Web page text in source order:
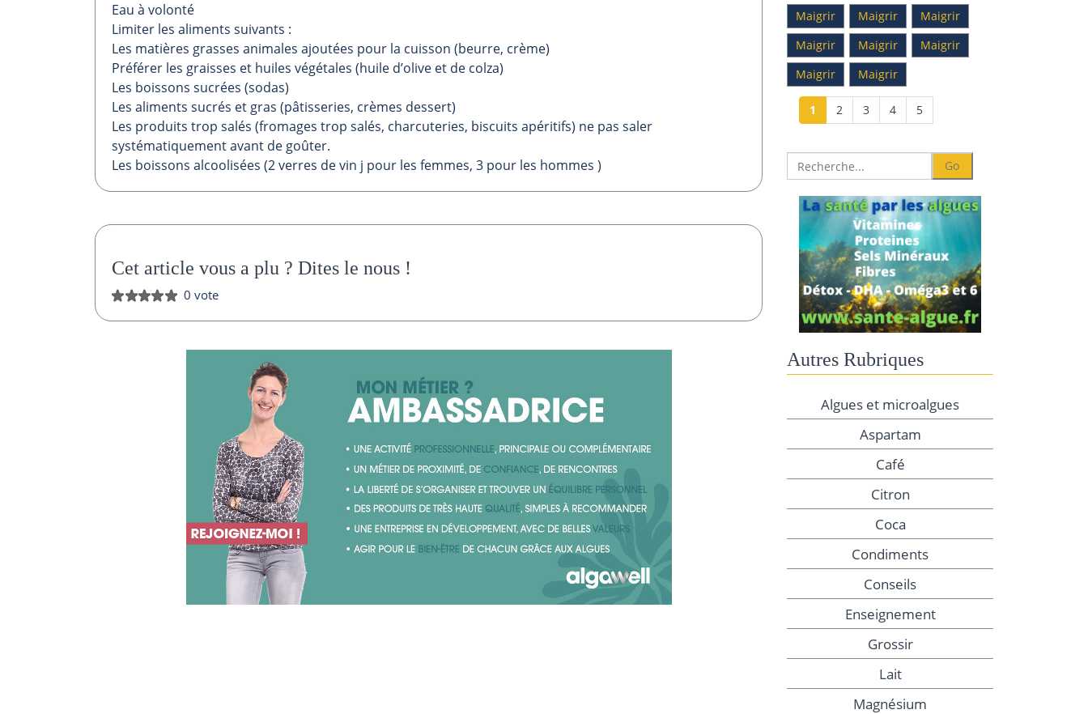
Eau à volonté
Limiter les aliments suivants :
Les matières grasses animales ajoutées pour la cuisson (beurre, crème)
Préférer les graisses et huiles végétales (huile d’olive et de colza)
Les boissons sucrées (sodas)
Les aliments sucrés et gras (pâtisseries, crèmes dessert)
Les produits trop salés (fromages trop salés, charcuteries, biscuits apéritifs) ne pas saler
systématiquement avant de goûter.
Les boissons alcoolisées (2 verres de vin j pour les femmes, 3 pour les hommes )
Cet article vous a plu ? Dites le nous !
0 vote
Maigrir
Maigrir
Maigrir
Maigrir
Maigrir
Maigrir
Maigrir
Maigrir
1 2 3 4 5
Autres Rubriques
Algues et microalgues
Aspartam
Café
Citron
Coca
Condiments
Conseils
Enseignement
Grossir
Lait
Magnésium